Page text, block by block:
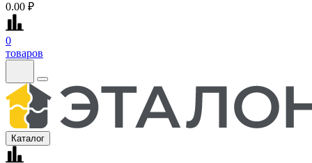
0.00 ₽
0
товаров
Каталог